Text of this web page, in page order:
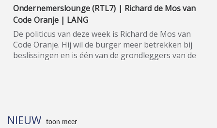
Ondernemerslounge (RTL7) | Richard de Mos van
Code Oranje | LANG
De politicus van deze week is Richard de Mos van
Code Oranje. Hij wil de burger meer betrekken bij
beslissingen en is één van de grondleggers van de
burgerjury voor elk ministerie. In september 2020
NIEUW toon meer